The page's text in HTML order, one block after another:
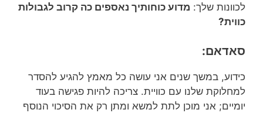
לכוונות שלך: מדוע כוחותיך נאספים כה קרוב לגבולות
כווית?
סאדאם:
כידוע, במשך שנים אני עושה כל מאמץ להגיע להסדר
למחלוקת שלנו עם כוויית. צריכה להיות פגישה בעוד
יומיים; אני מוכן לתת למשא ומתן רק את הסיכוי הנוסף